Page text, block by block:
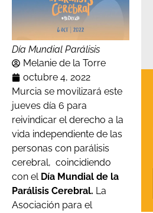
Día Mundial Parálisis
Melanie de la Torre
octubre 4, 2022
Murcia se movilizará este
jueves día 6 para
reivindicar el derecho a la
vida independiente de las
personas con parálisis
cerebral, coincidiendo
con el Día Mundial de la
Parálisis Cerebral. La
Asociación para el